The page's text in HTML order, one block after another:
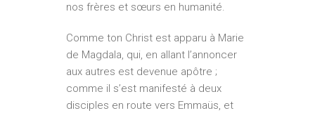
nos frères et sœurs en humanité.
Comme ton Christ est apparu à Marie
de Magdala, qui, en allant l’annoncer
aux autres est devenue apôtre ;
comme il s’est manifesté à deux
disciples en route vers Emmaüs, et